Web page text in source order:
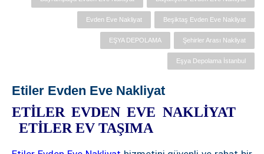
Beşiktaş Evden Eve Nakliyat
Evden Eve Nakliyat
Şehirler Arası Nakliyat
EŞYA DEPOLAMA
Eşya Depolama İstanbul
Etiler Evden Eve Nakliyat
ETİLER EVDEN EVE NAKLİYAT
ETİLER EV TAŞIMA